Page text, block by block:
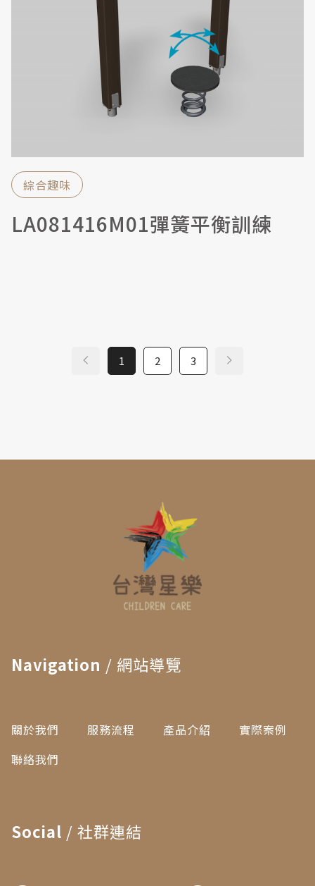
綜合趣味
LA081416M01彈簧平衡訓練
1 2 3
Navigation / 網站導覽
關於我們 服務流程 產品介紹
實際案例
聯絡我們
Social / 社群連結